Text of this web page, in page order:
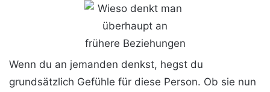
Wenn du an jemanden denkst, hegst du
grundsätzlich Gefühle für diese Person. Ob sie nun